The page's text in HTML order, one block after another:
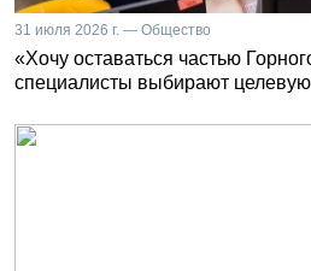
31 июля 2026 г. — Общество
«Хочу оставаться частью
специалисты выбирают